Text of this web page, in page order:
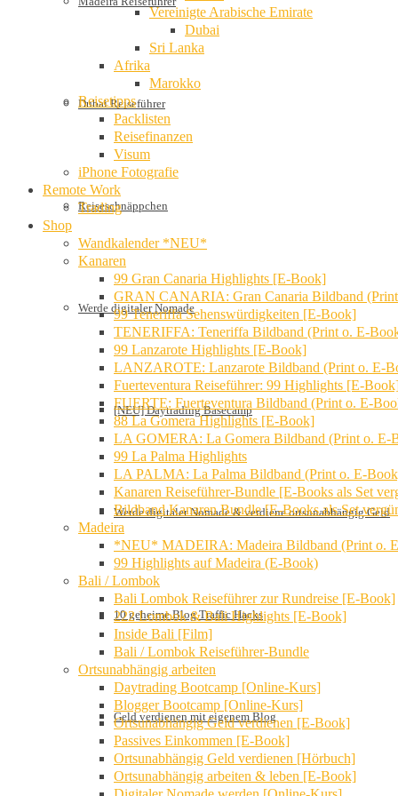
Dubai Reiseführer
Reiseschnäppchen
Werde digitaler Nomade
[NEU] Daytrading Basecamp
Werde digitaler Nomade & verdiene ortsunabhängig Geld
10 geheime Blog Traffic Hacks
Geld verdienen mit eigenem Blog
Vereinigte Arabische Emirate
Dubai
Sri Lanka
Afrika
Marokko
Reisetipps
Packlisten
Reisefinanzen
Visum
iPhone Fotografie
Remote Work
Trading
Shop
Wandkalender *NEU*
Kanaren
99 Gran Canaria Highlights [E-Book]
GRAN CANARIA: Gran Canaria Bildband
99 Teneriffa Sehenswürdigkeiten [E-Book]
TENERIFFA: Teneriffa Bildband (Print o. E-
99 Lanzarote Highlights [E-Book]
LANZAROTE: Lanzarote Bildband (Print o. E-
Fuerteventura Reiseführer: 99 Highlights [E-
FUERTE: Fuerteventura Bildband (Print o. E-
88 La Gomera Highlights [E-Book]
LA GOMERA: La Gomera Bildband (Print o. E-
99 La Palma Highlights
LA PALMA: La Palma Bildband (Print o. E-
Kanaren Reiseführer-Bundle [E-Books als Set
Bildband Kanaren Bundle [E-Books als Set
Madeira
*NEU* MADEIRA: Madeira Bildband (Print o.
99 Highlights auf Madeira (E-Book)
Bali / Lombok
Bali Lombok Reiseführer zur Rundreise [E-Book]
222 Lombok & Bali Highlights [E-Book]
Inside Bali [Film]
Bali / Lombok Reiseführer-Bundle
Ortsunabhängig arbeiten
Daytrading Bootcamp [Online-Kurs]
Blogger Bootcamp [Online-Kurs]
Ortsunabhängig Geld verdienen [E-Book]
Passives Einkommen [E-Book]
Ortsunabhängig Geld verdienen [Hörbuch]
Ortsunabhängig arbeiten & leben [E-Book]